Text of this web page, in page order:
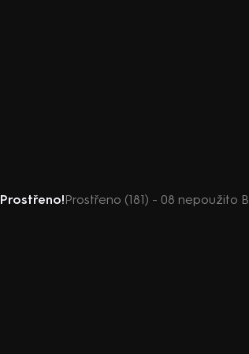
Prostřeno!Prostřeno (181) - 08 nepoužito B